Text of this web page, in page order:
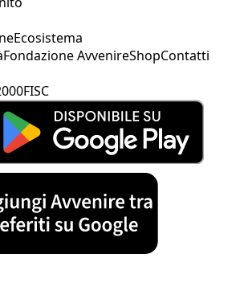
Ecosistema
Fondazione AvvenireShopContatti
FISC